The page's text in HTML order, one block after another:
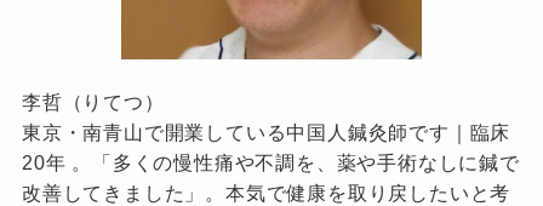
李哲（りてつ）
東京・南青山で開業している中国人鍼灸師です｜臨床
20年 。「多くの慢性痛や不調を、薬や手術なしに鍼で
改善してきました」。本気で健康を取り戻したいと考